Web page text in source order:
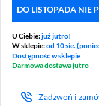
DO LISTOPADA NIE
U Ciebie:już jutro!
W sklepie:od 10 sie.
Dostępność w sklepie
Darmowa dostawa jutro
Zadzwoń i